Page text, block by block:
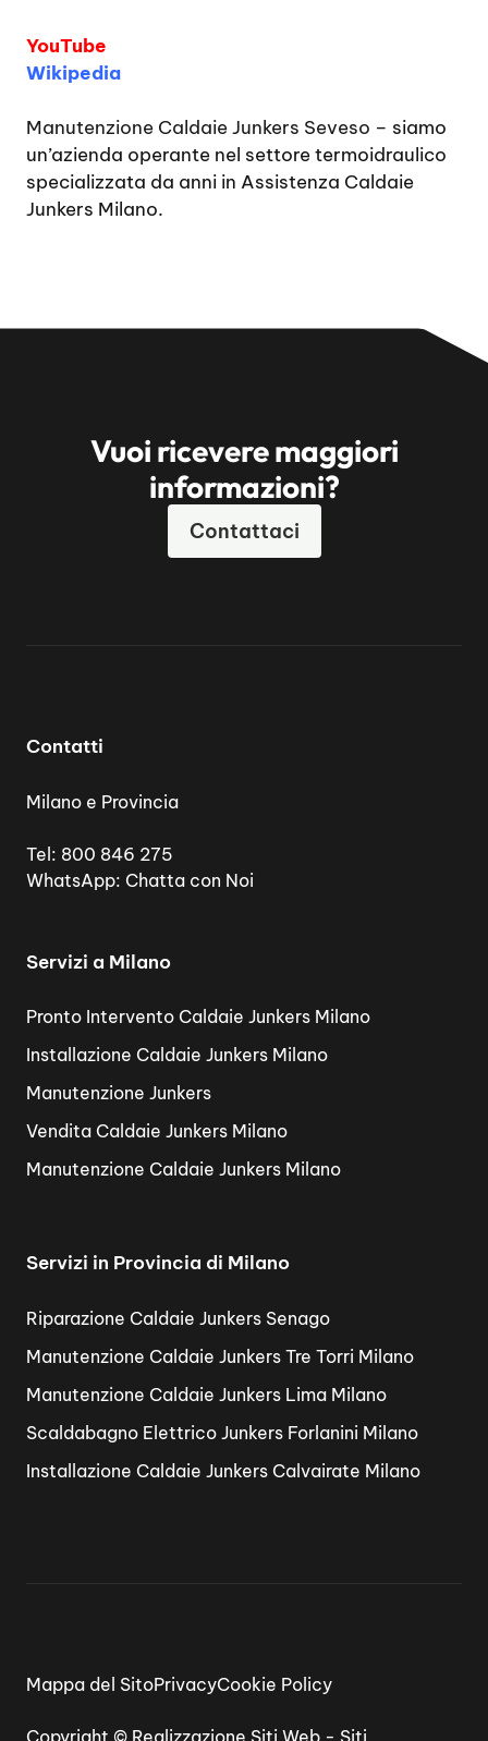
YouTube
Wikipedia
Manutenzione Caldaie Junkers Seveso – siamo
un’azienda operante nel settore termoidraulico
specializzata da anni in Assistenza Caldaie
Junkers Milano.
Vuoi ricevere maggiori
informazioni?
Contattaci
Contatti
Milano e Provincia
Tel: 800 846 275
WhatsApp: Chatta con Noi
Servizi a Milano
Pronto Intervento Caldaie Junkers Milano
Installazione Caldaie Junkers Milano
Manutenzione Junkers
Vendita Caldaie Junkers Milano
Manutenzione Caldaie Junkers Milano
Servizi in Provincia di Milano
Riparazione Caldaie Junkers Senago
Manutenzione Caldaie Junkers Tre Torri Milano
Manutenzione Caldaie Junkers Lima Milano
Scaldabagno Elettrico Junkers Forlanini Milano
Installazione Caldaie Junkers Calvairate Milano
Copyright © Realizzazione Siti Web - Siti
Mappa del SitoPrivacyCookie Policy